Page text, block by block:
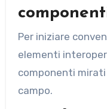
Per iniziare
elementi
componenti
campo.